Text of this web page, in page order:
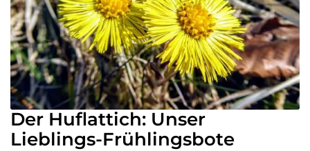
Der Huflattich: Unser
Lieblings-Frühlingsbote